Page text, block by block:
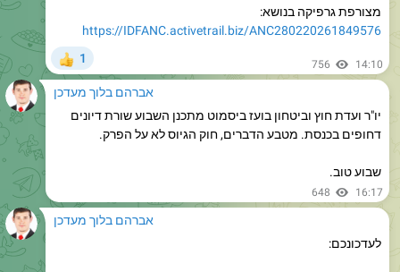
756 14:10
אברהם בלוך מעדכן
יו"ר ועדת חוץ וביטחון בועז ביסמוט מתכנן השבוע שורת דיונים
דחופים בכנסת. מטבע הדברים, חוק הגיוס לא על הפרק.
שבוע טוב.
לעדכונכם:
לאחר קיום הערכת מצב בראשות יו״ר הכנסת חה״כ אמיר אוחנה